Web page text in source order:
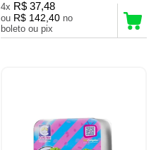
4x R$ 37,48
ou R$ 142,40 no
boleto ou pix